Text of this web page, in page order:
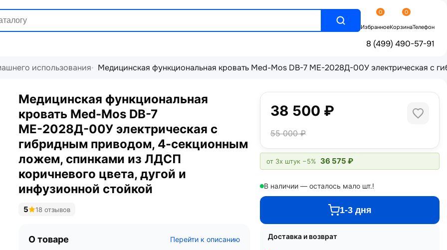
0
Избранное
0
КорзинаТелефон
8 (499) 490-57-91
использования Медицинская функциональная кровать Med-Mos DB-7 МЕ-2028Д-00У электрическая с
Медицинская функциональная
кровать Med-Mos DB-7
МЕ-2028Д-00У электрическая с
гибридным приводом, 4-секционным
ложем, спинками из ЛДСП
коричневого цвета, дугой и
инфузионной стойкой
5 18 отзывов
О товаре Перейти к описанию
38 500 ₽
55 000 ₽
от 3х штук −5% 36 575 ₽
В наличии — осталось мало шт.!
1-3 дня
Доставка и возврат